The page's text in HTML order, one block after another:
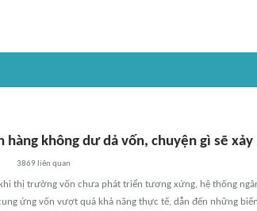
hàng không dư dả vốn, chuyện gì sẽ xảy
3869 liên quan
thị trường vốn chưa phát triển tương xứng, hệ thống
ứng vốn vượt quá khả năng thực tế, dẫn đến những